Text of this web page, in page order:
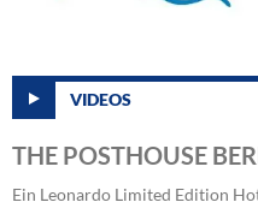
VIDEOS
THE POSTHOUSE
Ein Leonardo Limited Edition